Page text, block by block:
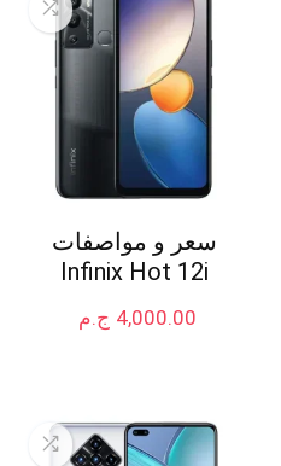
سعر و مواصفات
Infinix Hot 12i
ج.م 4,000.00